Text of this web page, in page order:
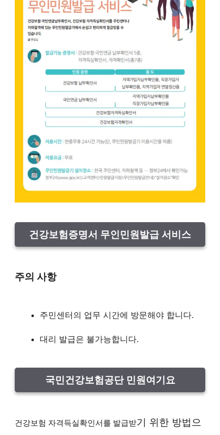
건강보험증명서 무인민원발급 서비스
주의 사항
주민센터의 업무 시간에 방문해야 합니다.
대리 발급은 불가능합니다.
국민건강보험공단 민원여기요
건강보험 자격득실확인서를 발급받기 위한 방법으